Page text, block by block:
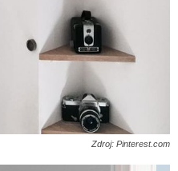
Zdroj: Pinterest.com